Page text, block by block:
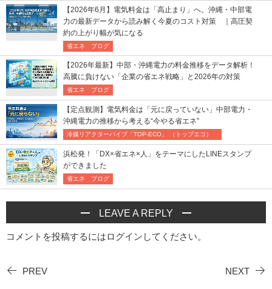
【2026年6月】電気料金は「高止まり」へ。沖縄・中部電
力の最新データから読み解く今夏のコスト対策 ｜高圧契
約の上がり幅が気になる
省エネ ブログ
【2026年最新】中部・沖縄電力の料金推移をデータ解析！
高騰に負けない「企業の省エネ戦略」と2026年の対策
省エネ ブログ
【定点観測】電気料金は「元に戻っていない」中部電力・
沖縄電力の推移から考える“今やる省エネ”
冷媒リアクターパイプ「TOP-ECO」 （トップエコ）
浜松発！「DX×省エネ×人」をテーマにしたLINEスタンプ
ができました
省エネ ブログ
LEAVE A REPLY
コメントを投稿するにはログイン してください。
PREV NEXT